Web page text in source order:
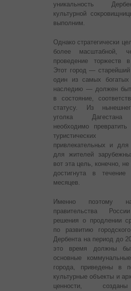
уникальность
культурной
выполним.
Однако стратегически
более масштабной,
проведение торжеств
Этот город —
один из самых
наследию — должен
в состояние,
статусу. Из
уголка Дагестана
необходимо
туристических
привлекательных и
для жителей
вот эта цель, конечно,
достигнута в течение
месяцев.
Именно поэтому
правительства
решения о продлении
по развитию
Дербента на период до
это время должны
основные
города, приведены в
культурные объекты и
ценности,